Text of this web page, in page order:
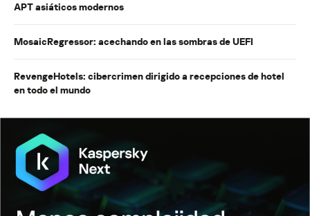
APT asiáticos modernos
MosaicRegressor: acechando en las sombras de UEFI
RevengeHotels: cibercrimen dirigido a recepciones de hotel
en todo el mundo